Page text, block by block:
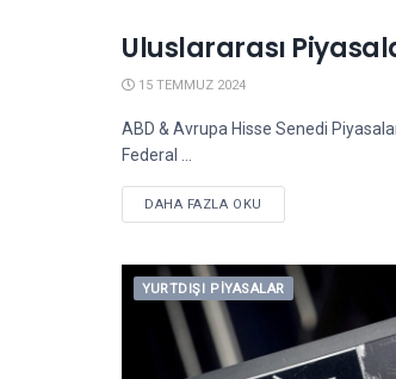
YURTDIŞI PIYASALAR
Uluslararası
15 TEMMUZ 2024
ABD & Avrupa Hisse Senedi
Federal ...
DAHA FAZLA OKU
YURTDIŞI PIYASALAR